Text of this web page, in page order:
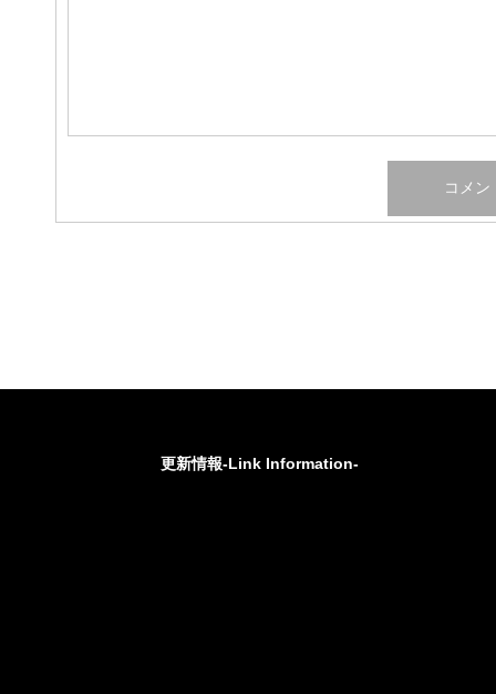
更新情報-Link Information-